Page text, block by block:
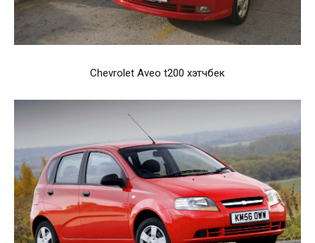
Chevrolet Aveo t200 хэтчбек